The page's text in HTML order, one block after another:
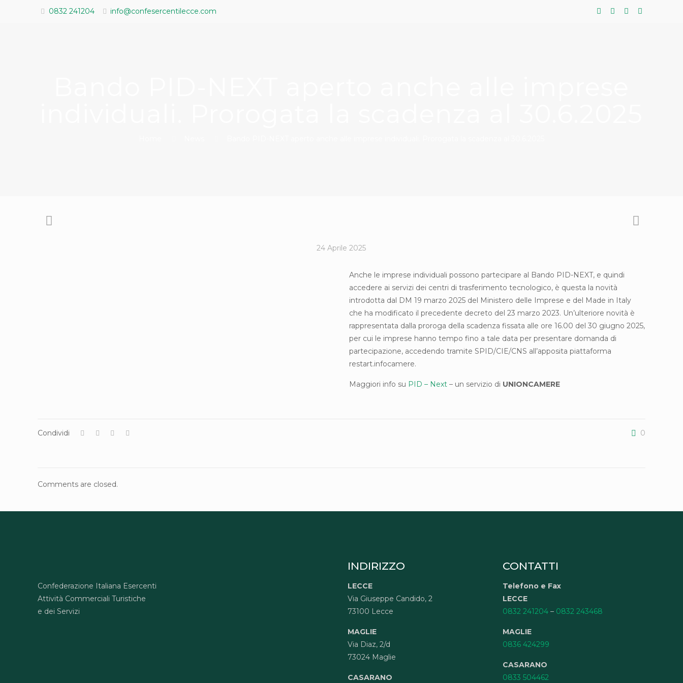
0832 241204 info@confesercentilecce.com
24 Aprile 2025
Anche le imprese individuali possono partecipare al Bando PID-NEXT, e quindi
accedere ai servizi dei centri di trasferimento tecnologico, è questa la novità
introdotta dal DM 19 marzo 2025 del Ministero delle Imprese e del Made in Italy
che ha modificato il precedente decreto del 23 marzo 2023. Un’ulteriore novità è
rappresentata dalla proroga della scadenza fissata alle ore 16.00 del 30 giugno 2025,
per cui le imprese hanno tempo fino a tale data per presentare domanda di
partecipazione, accedendo tramite SPID/CIE/CNS all’apposita piattaforma
restart.infocamere.
Maggiori info su PID – Next – un servizio di UNIONCAMERE
Condividi 0
Comments are closed.
Confederazione Italiana Esercenti
Attività Commerciali Turistiche
e dei Servizi
INDIRIZZO
LECCE
Via Giuseppe Candido, 2
73100 Lecce
MAGLIE
Via Diaz, 2/d
73024 Maglie
CASARANO
CONTATTI
Telefono e Fax
LECCE
0832 241204 – 0832 243468
MAGLIE
0836 424299
CASARANO
0833 504462